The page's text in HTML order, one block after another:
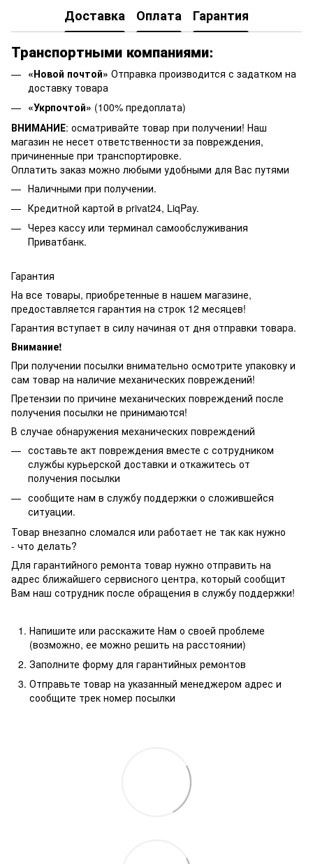
Доставка Оплата Гарантия
Транспортными компаниями:
«Новой почтой» Отправка производится с задатком на
доставку товара
«Укрпочтой» (100% предоплата)
ВНИМАНИЕ: осматривайте товар при получении! Наш
магазин не несет ответственности за повреждения,
причиненные при транспортировке.
Оплатить заказ можно любыми удобными для Вас путями
Наличными при получении.
Кредитной картой в privat24, LiqPay.
Через кассу или терминал самообслуживания
Приватбанк.
Гарантия
На все товары, приобретенные в нашем магазине,
предоставляется гарантия на строк 12 месяцев!
Гарантия вступает в силу начиная от дня отправки товара.
Внимание!
При получении посылки внимательно осмотрите упаковку и
сам товар на наличие механических повреждений!
Претензии по причине механических повреждений после
получения посылки не принимаются!
В случае обнаружения механических повреждений
составьте акт повреждения вместе с сотрудником
службы курьерской доставки и откажитесь от
получения посылки
сообщите нам в службу поддержки о сложившейся
ситуации.
Товар внезапно сломался или работает не так как нужно
- что делать?
Для гарантийного ремонта товар нужно отправить на
адрес ближайшего сервисного центра, который сообщит
Вам наш сотрудник после обращения в службу поддержки!
Напишите или расскажите Нам о своей проблеме
(возможно, ее можно решить на расстоянии)
Заполните форму для гарантийных ремонтов
Отправьте товар на указанный менеджером адрес и
сообщите трек номер посылки